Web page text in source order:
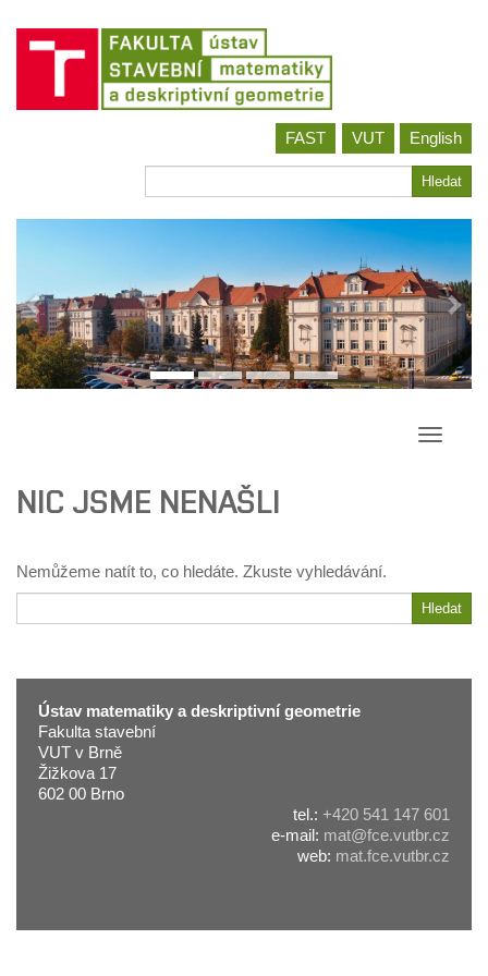
FAST VUT
English
Hledat
NIC JSME NENAŠLI
Nemůžeme natít to, co hledáte. Zkuste vyhledávání.
Hledat
Ústav matematiky a deskriptivní geometrie
Fakulta stavební
VUT v Brně
Žižkova 17
602 00 Brno
tel.: +420 541 147 601
e-mail: mat@fce.vutbr.cz
web: mat.fce.vutbr.cz